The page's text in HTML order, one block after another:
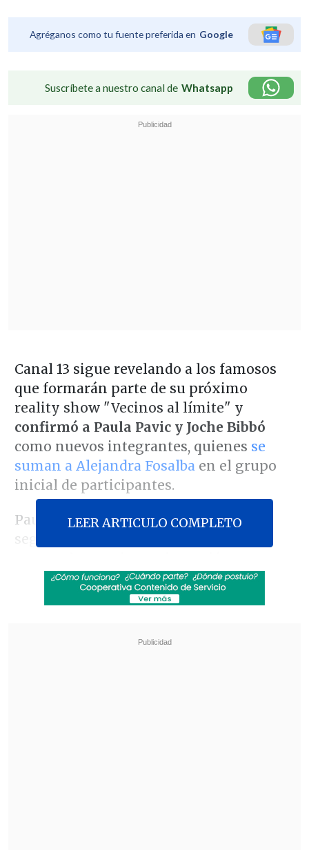
Agréganos como tu fuente preferida en Google
Suscríbete a nuestro canal de Whatsapp
Canal 13 sigue revelando a los famosos
que formarán parte de su próximo
reality show "Vecinos al límite" y
confirmó a Paula Pavic y Joche Bibbó
como nuevos integrantes, quienes se
suman a Alejandra Fosalba en el grupo
inicial de participantes.
Paula Pavic fue anunciada como la
segunda confirmada del espacio,
formato de telerrealidad. La empresaria
explicó que aceptó el desafío motivada
un contexto distinto a los que ha
LEER ARTICULO COMPLETO